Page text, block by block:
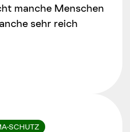
manche Menschen
sehr reich
SCHUTZ